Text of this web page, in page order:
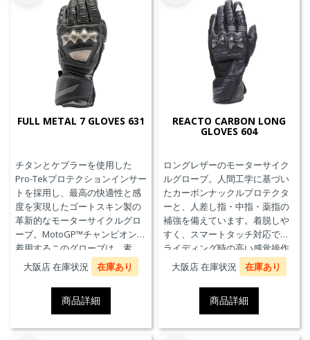
FULL METAL 7 GLOVES 631
チタンとケブラーを使用した
Pro-Tekプロテクションインサー
トを採用し、最高の快適性と感
度を実現したゴートスキン製の
革新的なモーターサイクルグロ
ーブ。MotoGP™チャンピオンが
着用するこのグローブは、素
材、快適性、プロテクションに
おいて、優れたパフォーマンス
のためにダイネーゼテクノロジ
ーの真髄を表現しています。
大阪店 在庫状況 在庫あり
商品詳細
REACTO CARBON LONG
GLOVES 604
ロングレザーのモーターサイク
ルグローブ。人間工学に基づい
たカーボンナックルプロテクタ
ーと、人差し指・中指・薬指の
補強を備えています。着脱しや
すく、スマートタッチ対応で、
ライディング時の高い感覚操作
性と抜群の快適性を実現。
大阪店 在庫状況 在庫あり
商品詳細